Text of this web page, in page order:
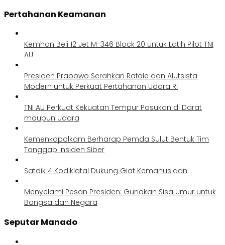
Pertahanan Keamanan
Kemhan Beli 12 Jet M-346 Block 20 untuk Latih Pilot TNI
AU
Presiden Prabowo Serahkan Rafale dan Alutsista
Modern untuk Perkuat Pertahanan Udara RI
TNI AU Perkuat Kekuatan Tempur Pasukan di Darat
maupun Udara
Kemenkopolkam Berharap Pemda Sulut Bentuk Tim
Tanggap Insiden Siber
Satdik 4 Kodiklatal Dukung Giat Kemanusiaan
Menyelami Pesan Presiden: Gunakan Sisa Umur untuk
Bangsa dan Negara
Seputar Manado